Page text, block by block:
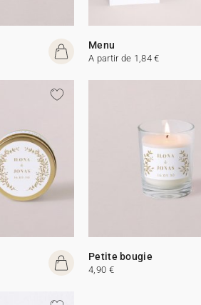
Menu
A partir de 1,84 €
Petite bougie
4,90 €